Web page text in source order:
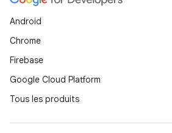
Android
Chrome
Firebase
Google Cloud Platform
Tous les produits